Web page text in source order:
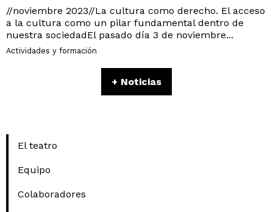
//noviembre 2023//La cultura como derecho. El acceso
a la cultura como un pilar fundamental dentro de
nuestra sociedadEl pasado día 3 de noviembre...
Actividades y formación
+ Noticias
El teatro
Equipo
Colaboradores